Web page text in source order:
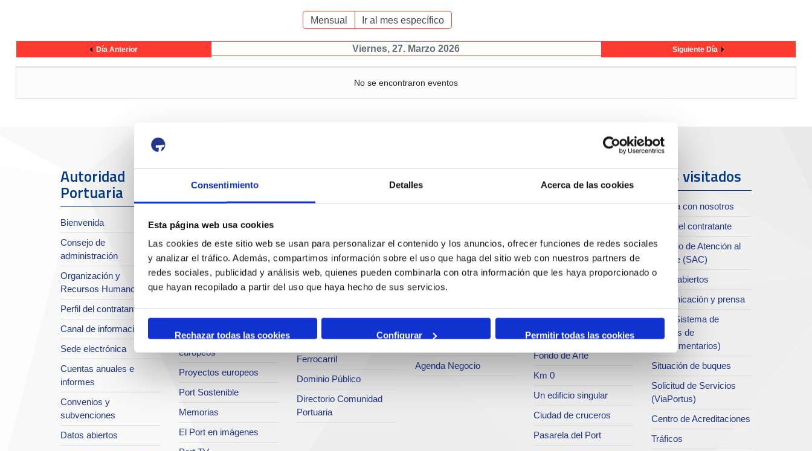
Consentimiento Detalles Acerca de las cookies
Esta página web usa cookies
Las cookies de este sitio web se usan para personalizar el contenido y los anuncios, ofrecer funciones de redes sociales
y analizar el tráfico. Además, compartimos información sobre el uso que haga del sitio web con nuestros partners de
redes sociales, publicidad y análisis web, quienes pueden combinarla con otra información que les haya proporcionado o
que hayan recopilado a partir del uso que haya hecho de sus servicios.
Rechazar todas las cookies Configurar Permitir todas las cookies
Mensual Ir al mes específico
Día Anterior Viernes, 27. Marzo 2026 Siguiente Día
No se encontraron eventos
Autoridad
Portuaria
Bienvenida
Consejo de
administración
Organización y
Recursos Humanos
Perfil del contratante
Canal de información
Sede electrónica
Cuentas anuales e
informes
Convenios y
subvenciones
Datos abiertos
El Puerto
Sobre el Port
Situación y accesos
Planificación estratégica
desarrollo
Sistema de Calidad
Innovación y proyectos
europeos
Proyectos europeos
Port Sostenible
Memorias
El Port en imágenes
Servicios
Operaciones y servicios
Bunkering
Servicios comerciales
Solicitud de Servicios
Centro de Acreditaciones
Faros y balizas
Ferrocarril
Dominio Público
Directorio Comunidad
Portuaria
Negocio
Tráficos
SEA - (Sistema de
entregas de
agroalimentarios)
Terminales
Intermodalidad
Zona de Actividades
Agenda Negocio
Puerto y
ciudad
Archivo del Port
Servicio de
publicaciones
Museo del Port
Teatret del Serrallo
Fondo de Arte
Km 0
Un edificio singular
Ciudad de cruceros
Pasarela del Port
Más visitados
Trabaja con nosotros
Perfil del contratante
Servicio de Atención al
Clliente (SAC)
Datos abiertos
Comunicación y prensa
SEA (Sistema de
Entrgas de
Agroalimentarios)
Situación de buques
Solicitud de Servicios
(ViaPortus)
Centro de Acreditaciones
Tráficos